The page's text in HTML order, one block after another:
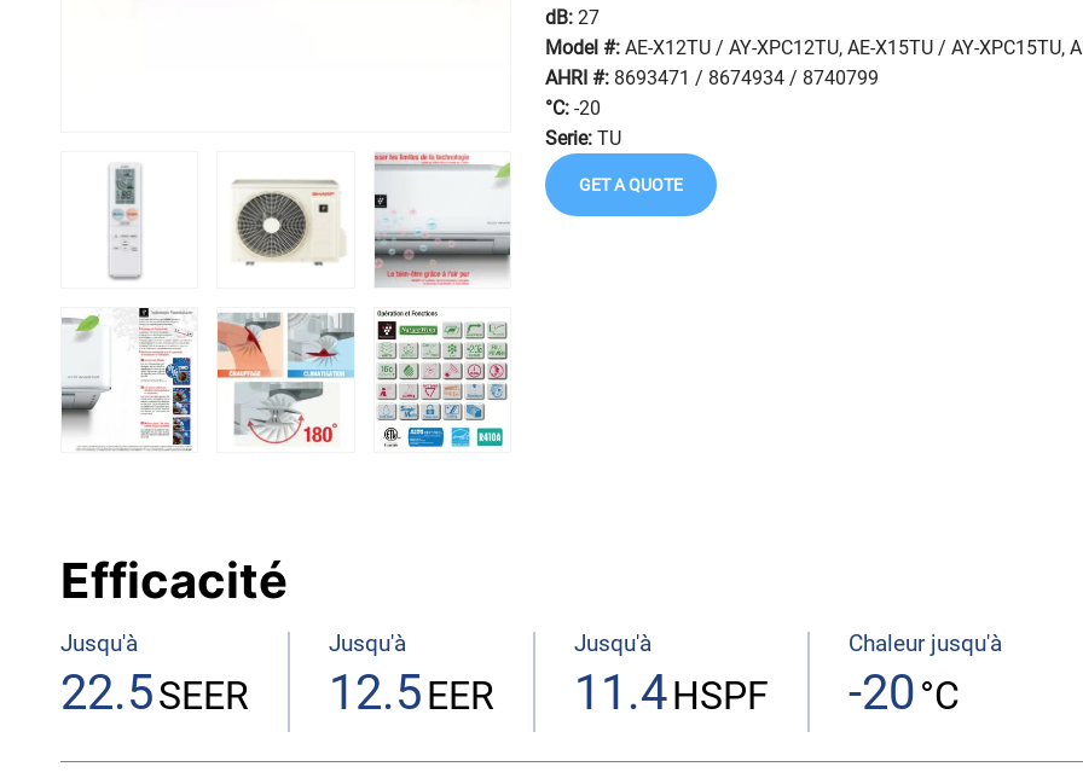
dB: 27
Model #: AE-X12TU / AY-XPC12TU, AE-X15TU / AY-XPC15TU,
AHRI #: 8693471 / 8674934 / 8740799
°C: -20
Serie: TU
GET A QUOTE
Efficacité
Jusqu'à
22.5SEER
Jusqu'à
12.5EER
Jusqu'à
11.4HSPF
Chaleur jusqu'à
-20°C